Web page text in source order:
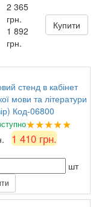
: Замовляли
Все на
2 365
грн.
1 892
грн.
Купити
стенд в кабінет
мови та літератури
Код-06800
★★★★★
1 410 грн.
шт